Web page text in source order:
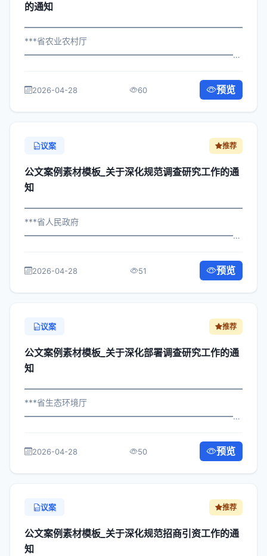
的通知
***省农业农村厅
属机构： 为深入贯彻落实习近平总...
2026-04-28 60 预览
议案 推荐
公文案例素材模板_关于深化规范调查研究工作的通
知
***省人民政府
构： 为深入贯彻落实习近平总书记关...
2026-04-28 51 预览
议案 推荐
公文案例素材模板_关于深化部署调查研究工作的通
知
***省生态环境厅
构： 为深入贯彻落实习近平总书记...
2026-04-28 50 预览
议案 推荐
公文案例素材模板_关于深化规范招商引资工作的通
知